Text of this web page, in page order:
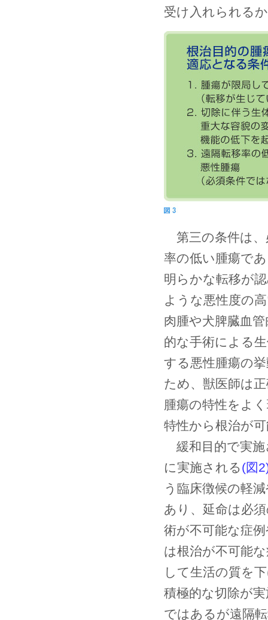
受け入れられる
第三の条件は、
率の低い腫瘍で
明らかな転移が
ような悪性度の
肉腫や犬脾臓血
的な手術による
する悪性腫瘍の
ため、獣医師は
腫瘍の特性をよ
特性から根治が
緩和目的で実施
に実施される(図
う臨床徴候の軽
あり、延命は必
術が不可能な症
は根治が不可能
して生活の質を
積極的な切除が
ではあるが遠隔